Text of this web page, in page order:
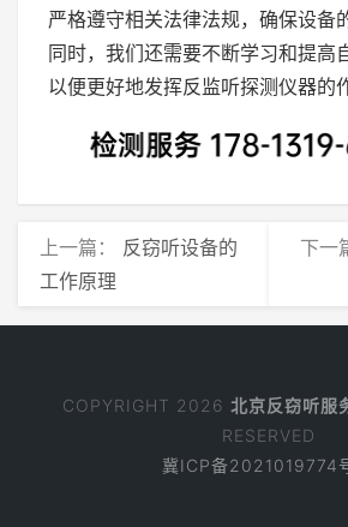
严格遵守相关法律法规，确保设备
同时，我们还需要不断学习和提高
以便更好地发挥反监听探测仪器的
上一篇： 反窃听设备的
工作原理
下一
COPYRIGHT 2026 北京反窃听服
RESERVED
冀ICP备2021019774